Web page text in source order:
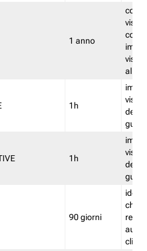
1 anno
1h
della
1h
della
90 giorni
che
rete
clienti